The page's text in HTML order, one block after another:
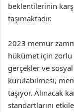
beklentilerinin
taşımaktadır.
2023 memur
hükümet için
gerçekler ve
kurulabilmesi,
taşıyor. Alınacak
standartlarını